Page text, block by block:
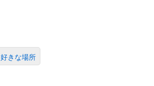
好きな場所